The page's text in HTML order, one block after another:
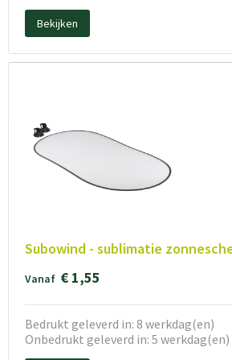
Bekijken
Subowind - sublimatie
Vanaf € 1,55
Bedrukt geleverd in: 8 werkdag(en)
Onbedrukt geleverd in: 5 werkdag(en)